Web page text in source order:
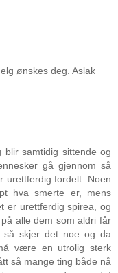
ønskes deg. Aslak
samtidig sittende og
gå gjennom så
urettferdig fordelt. Noen
hva smerte er, mens
er urettferdig spirea, og
alle dem som aldri får
så skjer det noe og da
være en utrolig sterk
så mange ting både nå